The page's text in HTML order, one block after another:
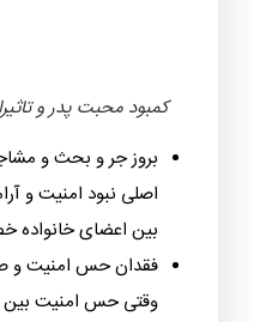
کمبود محبت پدر و